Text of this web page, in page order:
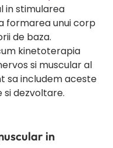
in stimularea
formarea unui corp
de baza.
kinetoterapia
si muscular al
sa includem aceste
dezvoltare.
in